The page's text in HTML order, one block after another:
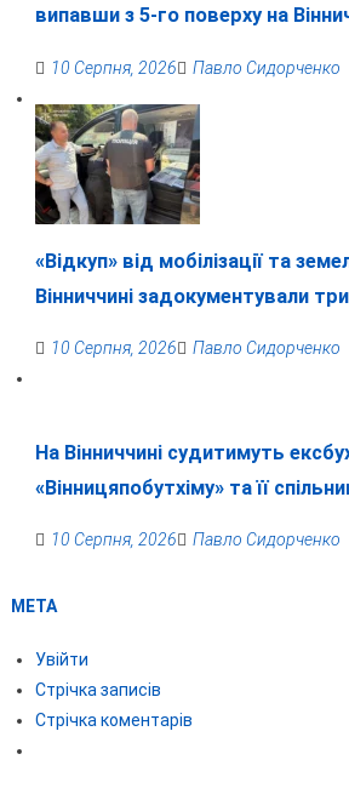
випавши з 5-го поверху на
10 Серпня, 2026 Павло Сидорченко
«Відкуп» від мобілізації та
Вінниччині задокументували
10 Серпня, 2026 Павло Сидорченко
На Вінниччині судитимуть
«Вінницяпобутхіму» та її
10 Серпня, 2026 Павло Сидорченко
МЕТА
Увійти
Стрічка записів
Стрічка коментарів